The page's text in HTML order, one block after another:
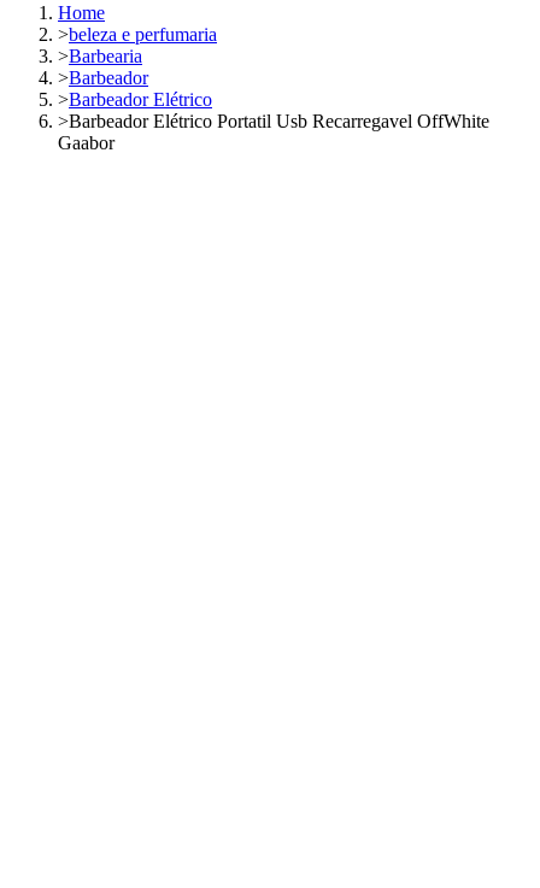
Home
>beleza e perfumaria
>Barbearia
>Barbeador
>Barbeador Elétrico
>Barbeador Elétrico Portatil Usb Recarregavel OffWhite
Gaabor